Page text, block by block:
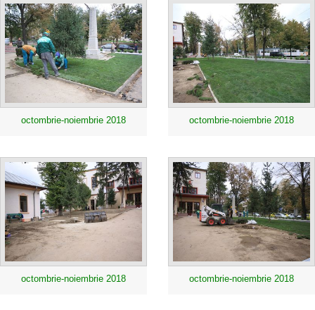
octombrie-noiembrie 2018 octombrie-noiembrie 2018
octombrie-noiembrie 2018 octombrie-noiembrie 2018